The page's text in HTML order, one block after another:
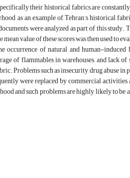
their historical fabrics are
as an example of Tehran’s historical
were analyzed as part of this study.
value of these scores was then used to
of natural and human-induced
of flammables in warehouses, and lack
such as insecurity, drug abuse in
were replaced by commercial
and such problems are highly likely to be